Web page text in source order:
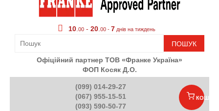
10 00 - 20 00 - 7 днів на тиждень
ПОШУК
Офіційний партнер ТОВ «Франке Україна»
ФОП Косяк Д.О.
(099) 014-29-27
(067) 955-15-51
(093) 590-50-77
КОШИК